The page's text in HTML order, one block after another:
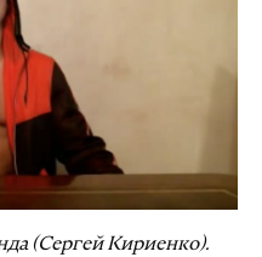
(Сергей Кириенко).